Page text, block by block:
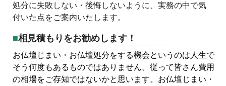
処分に失敗しない・後悔しないように、実務の中で気
付いた点をご案内いたします。
相見積もりをお勧めします！
お仏壇じまい・お仏壇処分をする機会というのは人生で
そう何度もあるものではありません。従って皆さん費用
の相場をご存知ではないかと思います。お仏壇じまい・